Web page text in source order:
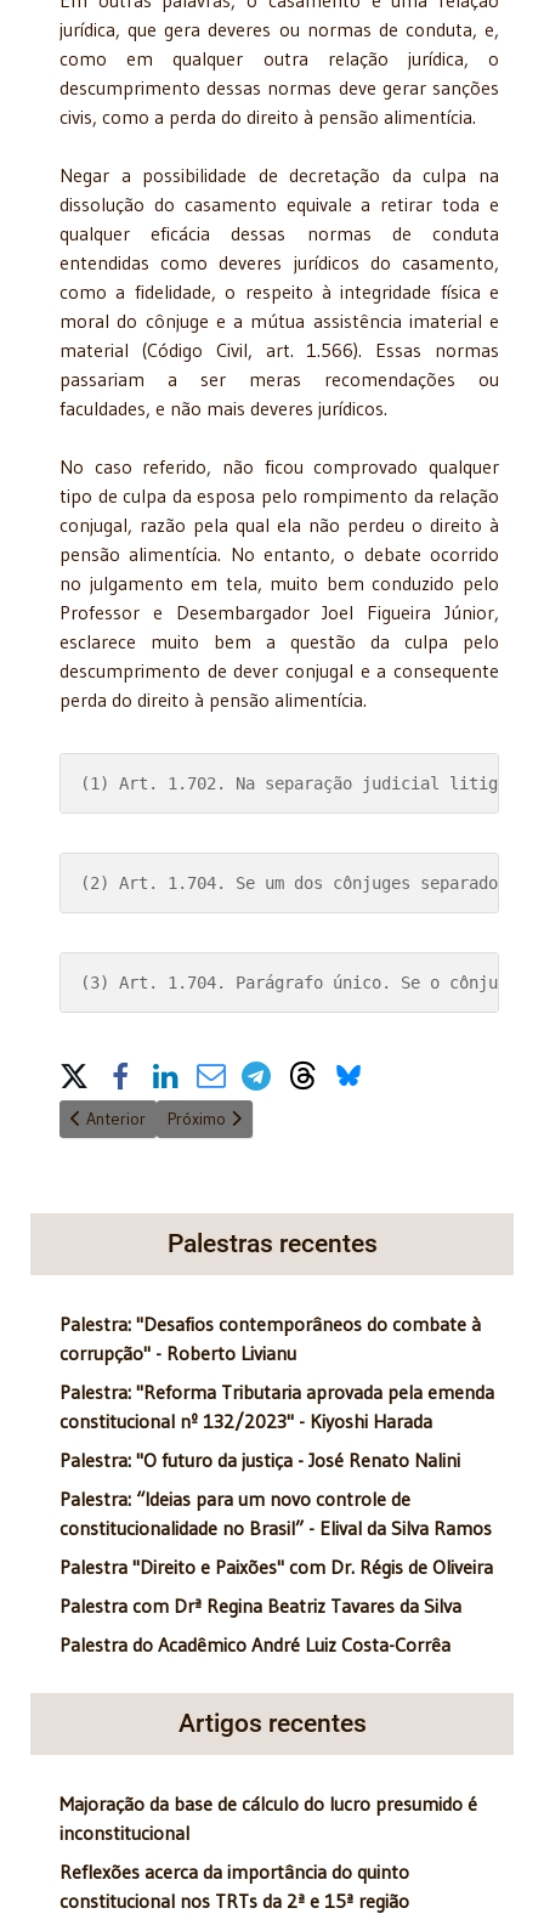
jurídica, que gera deveres ou normas de conduta, e,
como em qualquer outra relação jurídica, o
descumprimento dessas normas deve gerar sanções
civis, como a perda do direito à pensão alimentícia.
Negar a possibilidade de decretação da culpa na
dissolução do casamento equivale a retirar toda e
qualquer eficácia dessas normas de conduta
entendidas como deveres jurídicos do casamento,
como a fidelidade, o respeito à integridade física e
moral do cônjuge e a mútua assistência imaterial e
material (Código Civil, art. 1.566). Essas normas
passariam a ser meras recomendações ou
faculdades, e não mais deveres jurídicos.
No caso referido, não ficou comprovado qualquer
tipo de culpa da esposa pelo rompimento da relação
conjugal, razão pela qual ela não perdeu o direito à
pensão alimentícia. No entanto, o debate ocorrido
no julgamento em tela, muito bem conduzido pelo
Professor e Desembargador Joel Figueira Júnior,
esclarece muito bem a questão da culpa pelo
descumprimento de dever conjugal e a consequente
perda do direito à pensão alimentícia.
(1) Art. 1.702. Na separação judicial litigiosa,
(2) Art. 1.704. Se um dos cônjuges separados
(3) Art. 1.704. Parágrafo único. Se o cônjuge
Share on Social Media
Artigo anterior: Epidemia de Emendas Constitucionais
Anterior Próximo artigo: Foro Privilegiado
Próximo
Palestras recentes
Palestra: "Desafios contemporâneos do combate à
corrupção" - Roberto Livianu
Palestra: "Reforma Tributaria aprovada pela emenda
constitucional nº 132/2023" - Kiyoshi Harada
Palestra: "O futuro da justiça - José Renato Nalini
Palestra: “Ideias para um novo controle de
constitucionalidade no Brasil” - Elival da Silva Ramos
Palestra "Direito e Paixões" com Dr. Régis de Oliveira
Palestra com Drª Regina Beatriz Tavares da Silva
Palestra do Acadêmico André Luiz Costa-Corrêa
Artigos recentes
Majoração da base de cálculo do lucro presumido é
inconstitucional
Reflexões acerca da importância do quinto
constitucional nos TRTs da 2ª e 15ª região